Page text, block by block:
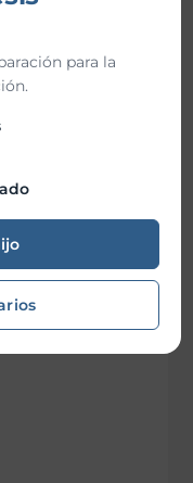
para la